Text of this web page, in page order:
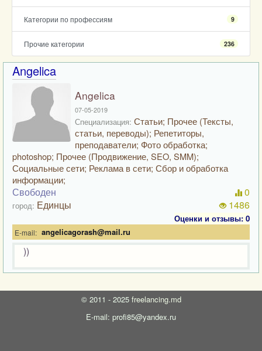
Категории по профессиям 9
Прочие категории 236
Angelica
Angelica
07-05-2019
Специализация: Статьи; Прочее (Тексты,
статьи, переводы); Репетиторы,
преподаватели; Фото обработка;
photoshop; Прочее (Продвижение, SEO, SMM);
Социальные сети; Реклама в сети; Сбор и обработка
информации;
Свободен
город: Единцы
0
1486
Оценки и отзывы: 0
E-mail: angelicagorash@mail.ru
))
© 2011 - 2025 freelancing.md
E-mail: profi85@yandex.ru